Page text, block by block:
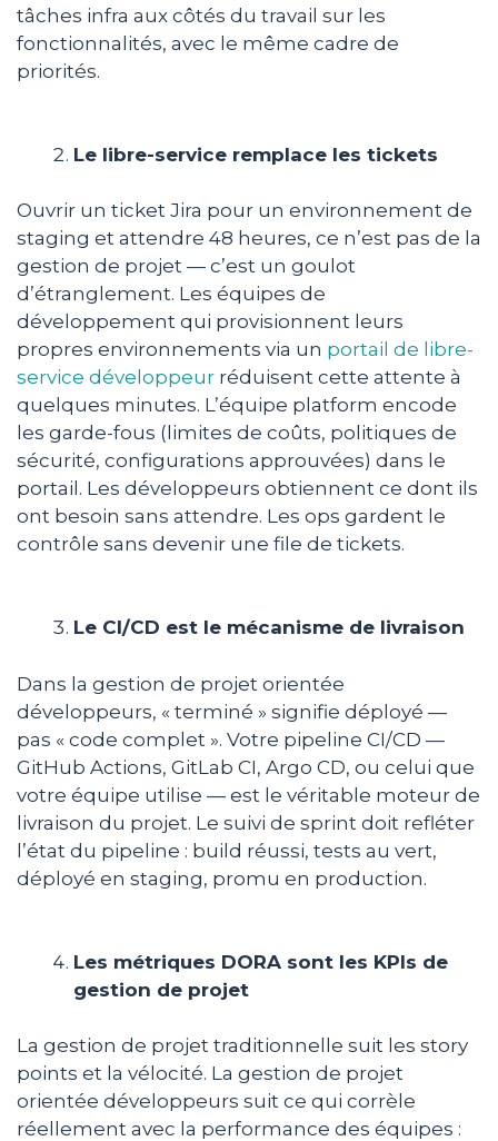
tâches infra aux côtés du travail sur les
fonctionnalités, avec le même cadre de
priorités.
Le libre-service remplace les tickets
Ouvrir un ticket Jira pour un environnement de
staging et attendre 48 heures, ce n’est pas de la
gestion de projet — c’est un goulot
d’étranglement. Les équipes de
développement qui provisionnent leurs
propres environnements via un portail de libre-
service développeur réduisent cette attente à
quelques minutes. L’équipe platform encode
les garde-fous (limites de coûts, politiques de
sécurité, configurations approuvées) dans le
portail. Les développeurs obtiennent ce dont ils
ont besoin sans attendre. Les ops gardent le
contrôle sans devenir une file de tickets.
Le CI/CD est le mécanisme de livraison
Dans la gestion de projet orientée
développeurs, « terminé » signifie déployé —
pas « code complet ». Votre pipeline CI/CD —
GitHub Actions, GitLab CI, Argo CD, ou celui que
votre équipe utilise — est le véritable moteur de
livraison du projet. Le suivi de sprint doit refléter
l’état du pipeline : build réussi, tests au vert,
déployé en staging, promu en production.
Les métriques DORA sont les KPIs de
gestion de projet
La gestion de projet traditionnelle suit les story
points et la vélocité. La gestion de projet
orientée développeurs suit ce qui corrèle
réellement avec la performance des équipes :